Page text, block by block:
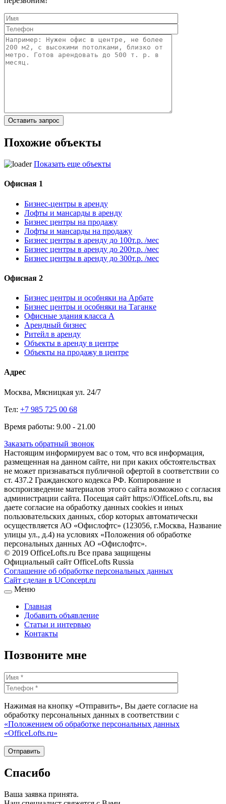
Похожие объекты
Показать еще объекты
Офисная 1
Бизнес-центры в аренду
Лофты и мансарды в аренду
Бизнес центры на продажу
Лофты и мансарды на продажу
Бизнес центры в аренду до 100т.р. /мес
Бизнес центры в аренду до 200т.р. /мес
Бизнес центры в аренду до 300т.р. /мес
Офисная 2
Бизнес центры и особняки на Арбате
Бизнес центры и особняки на Таганке
Офисные здания класса А
Арендный бизнес
Ритейл в аренду
Объекты в аренду в центре
Объекты на продажу в центре
Адрес
Москва, Мясницкая ул. 24/7
Тел: +7 985 725 00 68
Время работы: 9.00 - 21.00
Заказать обратный звонок
Настоящим информируем вас о том, что вся информация,
размещенная на данном сайте, ни при каких обстоятельствах
не может признаваться публичной офертой в соответствии со
ст. 437.2 Гражданского кодекса РФ. Копирование и
воспроизведение материалов этого сайта возможно с согласия
администрации сайта. Посещая сайт https://OfficeLofts.ru, вы
даете согласие на обработку данных cookies и иных
пользовательских данных, сбор которых автоматически
осуществляется АО «Офислофтс» (123056, г.Москва, Название
улицы ул., д.4) на условиях «Положения об обработке
персональных данных АО «Офислофтс».
© 2019 OfficeLofts.ru Все права защищены
Официальный сайт OfficeLofts Russia
Соглашение об обработке персональных данных
Сайт сделан в UConcept.ru
Меню
Главная
Добавить объявление
Статьи и интервью
Контакты
Позвоните мне
Нажимая на кнопку «Отправить», Вы даете согласие на
обработку персональных данных в соответствии с
«Положением об обработке персональных данных
«OfficeLofts.ru»
Спасибо
Ваша заявка принята.